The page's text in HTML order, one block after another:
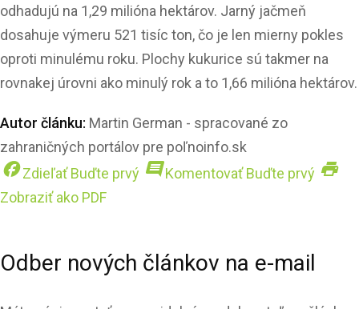
odhadujú na 1,29 milióna hektárov. Jarný jačmeň
dosahuje výmeru 521 tisíc ton, čo je len mierny pokles
oproti minulému roku. Plochy kukurice sú takmer na
rovnakej úrovni ako minulý rok a to 1,66 milióna hektárov.
Autor článku: Martin German - spracované zo
zahraničných portálov pre poľnoinfo.sk
facebookZdieľaťBuďte prvý commentKomentovaťBuďte prvý print
Zobraziť ako PDF
Odber nových článkov na e-mail